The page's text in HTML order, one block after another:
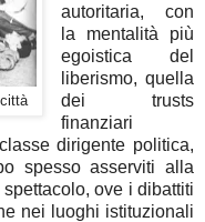
autoritaria, con
la mentalità più
egoistica del
liberismo, quella
dei trusts
finanziari
dirigente politica,
spesso asserviti alla
ove i dibattiti
nei luoghi istituzionali